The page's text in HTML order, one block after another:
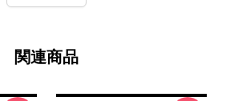
関連商品